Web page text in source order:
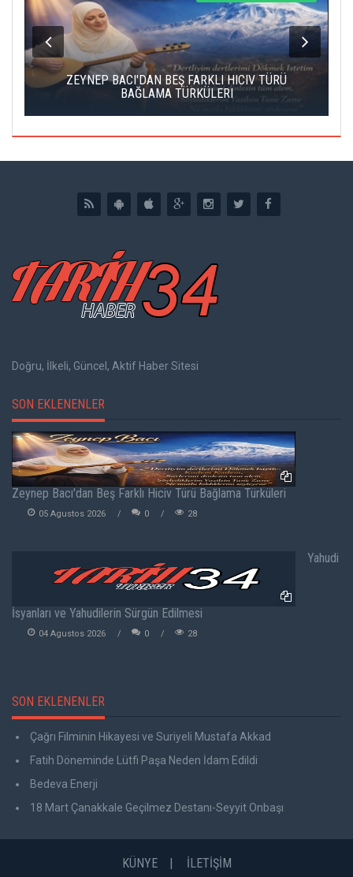
ZEYNEP BACI'DAN BEŞ FARKLI HICIV TÜRÜ
BAĞLAMA TÜRKÜLERI
Doğru, İlkeli, Güncel, Aktif Haber Sitesi
SON EKLENENLER
Zeynep Bacı'dan Beş Farklı Hiciv Türü Bağlama Türküleri
05 Agustos 2026 0 28
Yahudi
İsyanları ve Yahudilerin Sürgün Edilmesi
04 Agustos 2026 0 28
SON EKLENENLER
Çağrı Filminin Hikayesi ve Suriyeli Mustafa Akkad
Fatih Döneminde Lütfi Paşa Neden İdam Edildi
Bedeva Enerji
18 Mart Çanakkale Geçilmez Destanı-Seyyit Onbaşı
KÜNYE İLETİŞİM